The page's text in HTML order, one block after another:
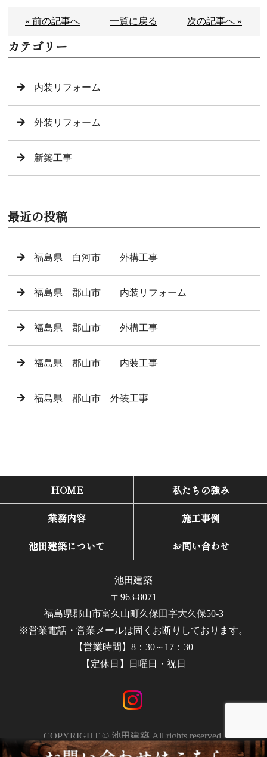
« 前の記事へ 一覧に戻る 次の記事へ »
カテゴリー
内装リフォーム
外装リフォーム
新築工事
最近の投稿
福島県 白河市 外構工事
福島県 郡山市 内装リフォーム
福島県 郡山市 外構工事
福島県 郡山市 内装工事
福島県 郡山市 外装工事
HOME
私たちの強み
業務内容
施工事例
池田建築について
お問い合わせ
池田建築
〒963-8071
福島県郡山市富久山町久保田字大久保50-3
※営業電話・営業メールは固くお断りしております。
【営業時間】8：30～17：30
【定休日】日曜日・祝日
COPYRIGHT © 池田建築 All rights reserved.